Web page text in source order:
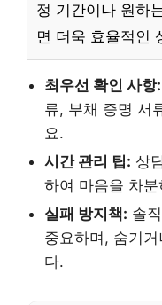
정 기간이나 원하
면 더욱 효율적인
최우선 확인 사항:
류, 부채 증명 서
요.
시간 관리 팁: 상
하여 마음을 차
실패 방지책: 솔
중요하며, 숨기
다.